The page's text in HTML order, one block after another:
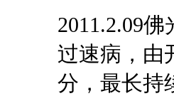
2011.2.09佛
过速病， 由
分，最长持